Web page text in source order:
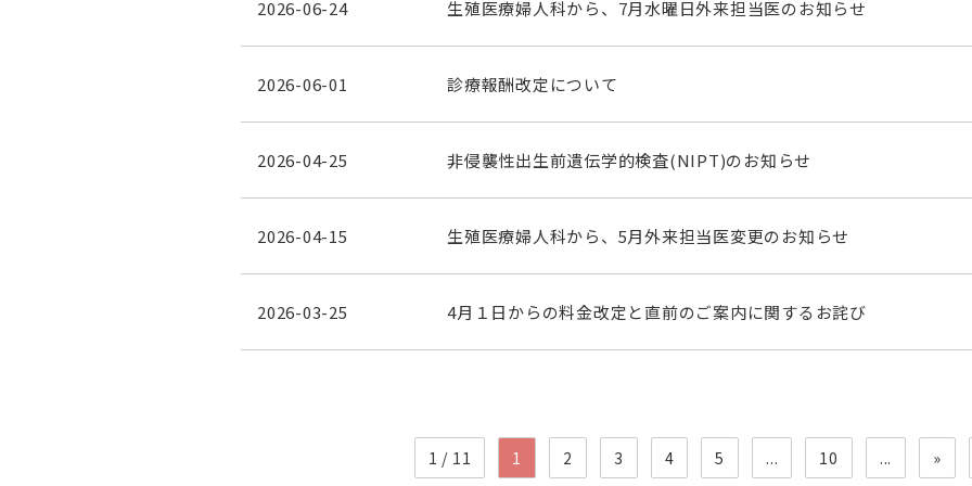
2026-06-24 生殖医療婦人科から、7月水曜日外来担当医のお知らせ
2026-06-01 診療報酬改定について
2026-04-25 非侵襲性出生前遺伝学的検査(NIPT)のお知らせ
2026-04-15 生殖医療婦人科から、5月外来担当医変更のお知らせ
2026-03-25 4月１日からの料金改定と直前のご案内に関するお詫び
1 / 11 1 2 3 4 5 ... 10 ... »